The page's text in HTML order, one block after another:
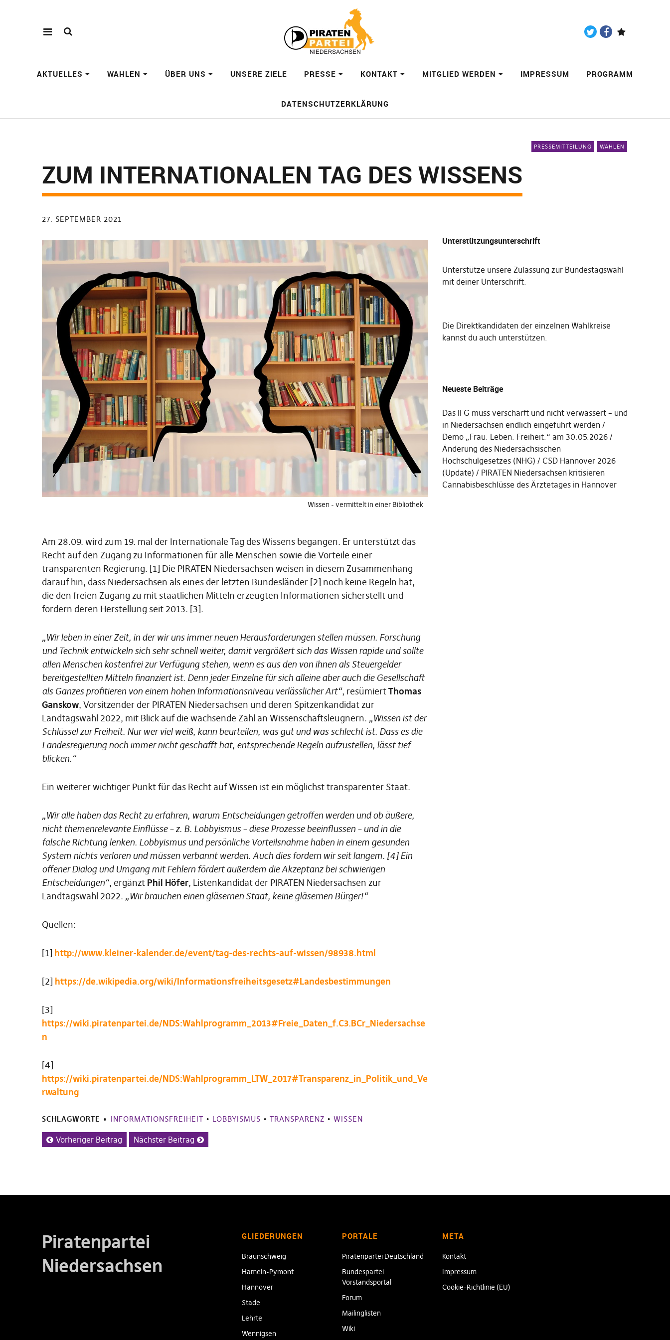
AKTUELLES WAHLEN ÜBER UNS UNSERE ZIELE PRESSE KONTAKT MITGLIED WERDEN IMPRESSUM PROGRAMM
DATENSCHUTZERKLÄRUNG
PRESSEMITTEILUNG WAHLEN
ZUM INTERNATIONALEN TAG DES WISSENS
27. SEPTEMBER 2021
Wissen - vermittelt in einer Bibliothek
Am 28.09. wird zum 19. mal der Internationale Tag des Wissens begangen. Er unterstützt das
Recht auf den Zugang zu Informationen für alle Menschen sowie die Vorteile einer
transparenten Regierung. [1] Die PIRATEN Niedersachsen weisen in diesem Zusammenhang
darauf hin, dass Niedersachsen als eines der letzten Bundesländer [2] noch keine Regeln hat,
die den freien Zugang zu mit staatlichen Mitteln erzeugten Informationen sicherstellt und
fordern deren Herstellung seit 2013. [3].
„Wir leben in einer Zeit, in der wir uns immer neuen Herausforderungen stellen müssen. Forschung
und Technik entwickeln sich sehr schnell weiter, damit vergrößert sich das Wissen rapide und sollte
allen Menschen kostenfrei zur Verfügung stehen, wenn es aus den von ihnen als Steuergelder
bereitgestellten Mitteln finanziert ist. Denn jeder Einzelne für sich alleine aber auch die Gesellschaft
als Ganzes profitieren von einem hohen Informationsniveau verlässlicher Art“, resümiertThomas
Ganskow, Vorsitzender der PIRATEN Niedersachsen und deren Spitzenkandidat zur
Landtagswahl 2022, mit Blick auf die wachsende Zahl an Wissenschaftsleugnern. „Wissen ist der
Schlüssel zur Freiheit. Nur wer viel weiß, kann beurteilen, was gut und was schlecht ist. Dass es die
Landesregierung noch immer nicht geschafft hat, entsprechende Regeln aufzustellen, lässt tief
blicken.“
Ein weiterer wichtiger Punkt für das Recht auf Wissen ist ein möglichst transparenter Staat.
„Wir alle haben das Recht zu erfahren, warum Entscheidungen getroffen werden und ob äußere,
nicht themenrelevante Einflüsse – z. B. Lobbyismus – diese Prozesse beeinflussen – und in die
falsche Richtung lenken. Lobbyismus und persönliche Vorteilsnahme haben in einem gesunden
System nichts verloren und müssen verbannt werden. Auch dies fordern wir seit langem. [4] Ein
offener Dialog und Umgang mit Fehlern fördert außerdem die Akzeptanz bei schwierigen
Entscheidungen“, ergänzt Phil Höfer, Listenkandidat der PIRATEN Niedersachsen zur
Landtagswahl 2022. „Wir brauchen einen gläsernen Staat, keine gläsernen Bürger!“
Quellen:
[1] http://www.kleiner-kalender.de/event/tag-des-rechts-auf-wissen/98938.html
[2] https://de.wikipedia.org/wiki/Informationsfreiheitsgesetz#Landesbestimmungen
[3]
https://wiki.piratenpartei.de/NDS:Wahlprogramm_2013#Freie_Daten_f.C3.BCr_Niedersachse
n
[4]
https://wiki.piratenpartei.de/NDS:Wahlprogramm_LTW_2017#Transparenz_in_Politik_und_Ve
rwaltung
SCHLAGWORTE INFORMATIONSFREIHEIT • LOBBYISMUS • TRANSPARENZ • WISSEN
Vorheriger Beitrag Nächster Beitrag
Unterstützungsunterschrift
Unterstütze unsere Zulassung zur Bundestagswahl
mit deiner Unterschrift.
Die Direktkandidaten der einzelnen Wahlkreise
kannst du auch unterstützen.
Neueste Beiträge
Das IFG muss verschärft und nicht verwässert – und
in Niedersachsen endlich eingeführt werden
Demo „Frau. Leben. Freiheit.“ am 30.05.2026
Änderung des Niedersächsischen
Hochschulgesetzes (NHG)
CSD Hannover 2026
(Update)
PIRATEN Niedersachsen kritisieren
Cannabisbeschlüsse des Ärztetages in Hannover
Piratenpartei
Niedersachsen
GLIEDERUNGEN
Braunschweig
Hameln-Pymont
Hannover
Stade
Lehrte
Wennigsen
PORTALE
Piratenpartei Deutschland
Bundespartei
Vorstandsportal
Forum
Mailinglisten
Wiki
META
Kontakt
Impressum
Cookie-Richtlinie (EU)